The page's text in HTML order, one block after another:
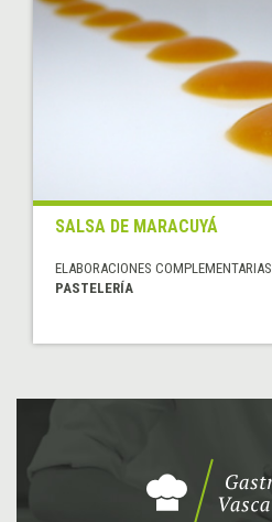
SALSA DE MARACUYÁ
ELABORACIONES
PASTELERÍA